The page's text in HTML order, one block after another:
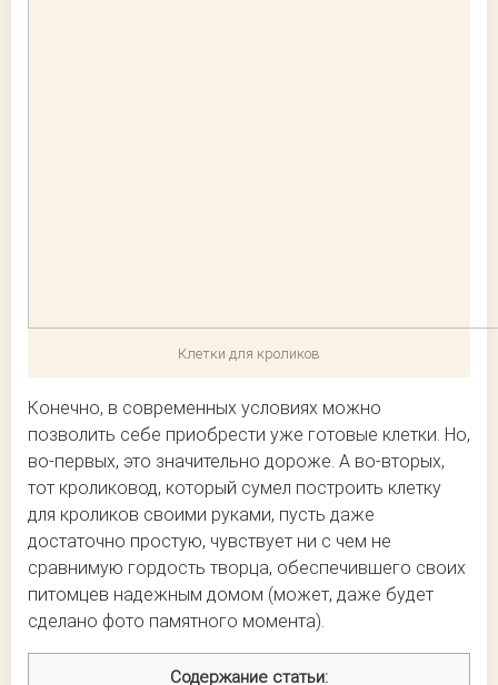
Клетки для кроликов
Конечно, в современных условиях можно
позволить себе приобрести уже готовые клетки. Но,
во-первых, это значительно дороже. А во-вторых,
тот кроликовод, который сумел построить клетку
для кроликов своими руками, пусть даже
достаточно простую, чувствует ни с чем не
сравнимую гордость творца, обеспечившего своих
питомцев надежным домом (может, даже будет
сделано фото памятного момента).
Содержание статьи: